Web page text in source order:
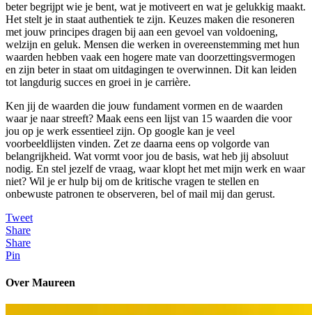
beter begrijpt wie je bent, wat je motiveert en wat je gelukkig maakt.
Het stelt je in staat authentiek te zijn. Keuzes maken die resoneren
met jouw principes dragen bij aan een gevoel van voldoening,
welzijn en geluk. Mensen die werken in overeenstemming met hun
waarden hebben vaak een hogere mate van doorzettingsvermogen
en zijn beter in staat om uitdagingen te overwinnen. Dit kan leiden
tot langdurig succes en groei in je carrière.
Ken jij de waarden die jouw fundament vormen en de waarden
waar je naar streeft? Maak eens een lijst van 15 waarden die voor
jou op je werk essentieel zijn. Op google kan je veel
voorbeeldlijsten vinden. Zet ze daarna eens op volgorde van
belangrijkheid. Wat vormt voor jou de basis, wat heb jij absoluut
nodig. En stel jezelf de vraag, waar klopt het met mijn werk en waar
niet? Wil je er hulp bij om de kritische vragen te stellen en
onbewuste patronen te observeren, bel of mail mij dan gerust.
Tweet
Share
Share
Pin
Over Maureen